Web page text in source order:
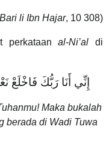
li Ibn Hajar, 10 308)
perkataanal-Ni’al di
إِنِّي أَنَا رَبُّكَ فَاخْلَعْ
Maka bukalah
berada di Wadi Tuwa